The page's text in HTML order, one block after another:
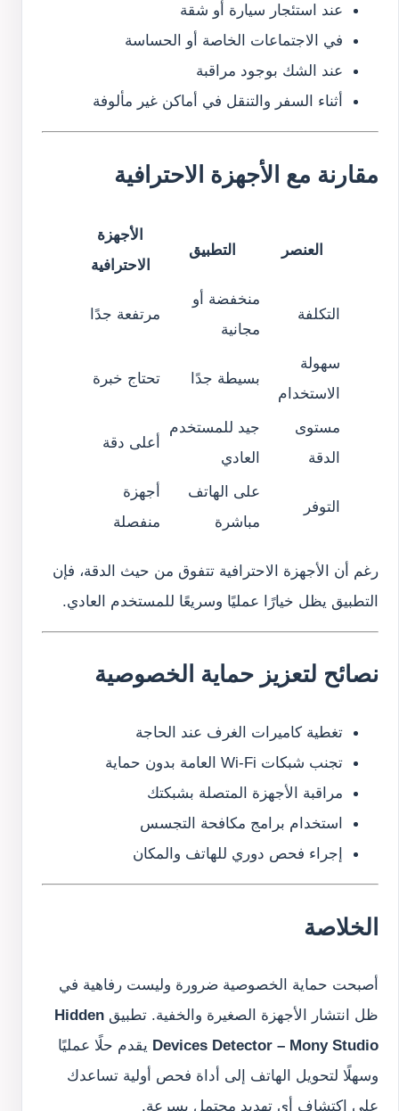
عند استئجار سيارة أو شقة
في الاجتماعات الخاصة أو الحساسة
عند الشك بوجود مراقبة
أثناء السفر والتنقل في أماكن غير مألوفة
مقارنة مع الأجهزة الاحترافية
العنصر التطبيق
الأجهزة
الاحترافية
التكلفة
منخفضة أو
مجانية
مرتفعة جدًا
سهولة
الاستخدام
بسيطة جدًا تحتاج خبرة
مستوى
الدقة
جيد للمستخدم
العادي
أعلى دقة
التوفر
على الهاتف
مباشرة
أجهزة
منفصلة
رغم أن الأجهزة الاحترافية تتفوق من حيث الدقة، فإن
التطبيق يظل خيارًا عمليًا وسريعًا للمستخدم العادي.
نصائح لتعزيز حماية الخصوصية
تغطية كاميرات الغرف عند الحاجة
تجنب شبكات Wi-Fi العامة بدون حماية
مراقبة الأجهزة المتصلة بشبكتك
استخدام برامج مكافحة التجسس
إجراء فحص دوري للهاتف والمكان
الخلاصة
أصبحت حماية الخصوصية ضرورة وليست رفاهية في
ظل انتشار الأجهزة الصغيرة والخفية. تطبيق Hidden
Devices Detector – Mony Studio يقدم حلًا عمليًا
وسهلًا لتحويل الهاتف إلى أداة فحص أولية تساعدك
على اكتشاف أي تهديد محتمل بسرعة.